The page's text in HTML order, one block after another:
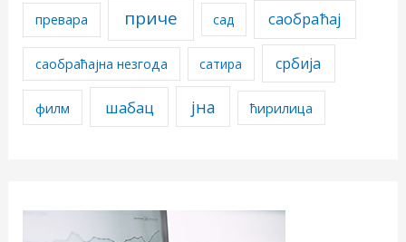
превара приче сад саобраћај
саобраћајна незгода сатира србија
филм шабац јна ћирилица